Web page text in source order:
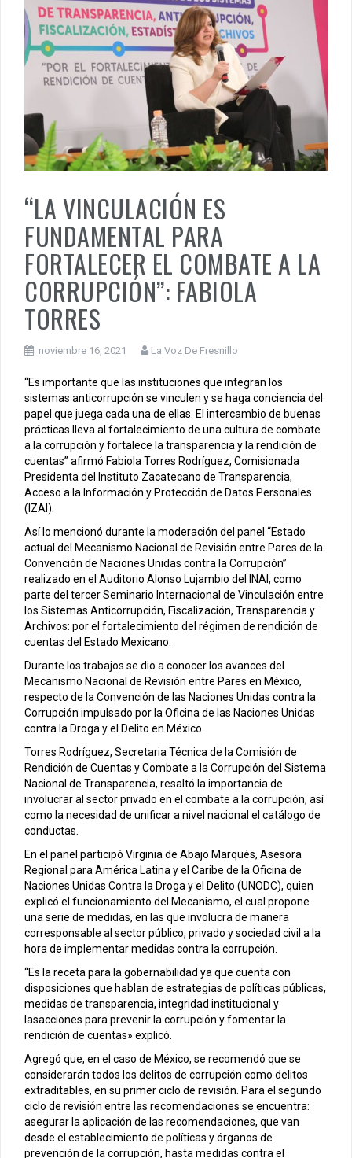
“LA VINCULACIÓN ES
FUNDAMENTAL PARA
FORTALECER EL COMBATE A LA
CORRUPCIÓN”: FABIOLA
TORRES
noviembre 16, 2021 La Voz De Fresnillo
“Es importante que las instituciones que integran los
sistemas anticorrupción se vinculen y se haga conciencia del
papel que juega cada una de ellas. El intercambio de buenas
prácticas lleva al fortalecimiento de una cultura de combate
a la corrupción y fortalece la transparencia y la rendición de
cuentas” afirmó Fabiola Torres Rodríguez, Comisionada
Presidenta del Instituto Zacatecano de Transparencia,
Acceso a la Información y Protección de Datos Personales
(IZAI).
Así lo mencionó durante la moderación del panel “Estado
actual del Mecanismo Nacional de Revisión entre Pares de la
Convención de Naciones Unidas contra la Corrupción”
realizado en el Auditorio Alonso Lujambio del INAI, como
parte del tercer Seminario Internacional de Vinculación entre
los Sistemas Anticorrupción, Fiscalización, Transparencia y
Archivos: por el fortalecimiento del régimen de rendición de
cuentas del Estado Mexicano.
Durante los trabajos se dio a conocer los avances del
Mecanismo Nacional de Revisión entre Pares en México,
respecto de la Convención de las Naciones Unidas contra la
Corrupción impulsado por la Oficina de las Naciones Unidas
contra la Droga y el Delito en México.
Torres Rodríguez, Secretaria Técnica de la Comisión de
Rendición de Cuentas y Combate a la Corrupción del Sistema
Nacional de Transparencia, resaltó la importancia de
involucrar al sector privado en el combate a la corrupción, así
como la necesidad de unificar a nivel nacional el catálogo de
conductas.
En el panel participó Virginia de Abajo Marqués, Asesora
Regional para América Latina y el Caribe de la Oficina de
Naciones Unidas Contra la Droga y el Delito (UNODC), quien
explicó el funcionamiento del Mecanismo, el cual propone
una serie de medidas, en las que involucra de manera
corresponsable al sector público, privado y sociedad civil a la
hora de implementar medidas contra la corrupción.
“Es la receta para la gobernabilidad ya que cuenta con
disposiciones que hablan de estrategias de políticas públicas,
medidas de transparencia, integridad institucional y
lasacciones para prevenir la corrupción y fomentar la
rendición de cuentas» explicó.
Agregó que, en el caso de México, se recomendó que se
considerarán todos los delitos de corrupción como delitos
extraditables, en su primer ciclo de revisión. Para el segundo
ciclo de revisión entre las recomendaciones se encuentra:
asegurar la aplicación de las recomendaciones, que van
desde el establecimiento de políticas y órganos de
prevención de la corrupción, hasta medidas contra el